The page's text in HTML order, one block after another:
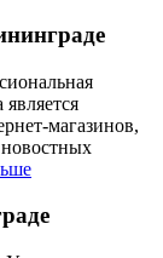
магазинов,